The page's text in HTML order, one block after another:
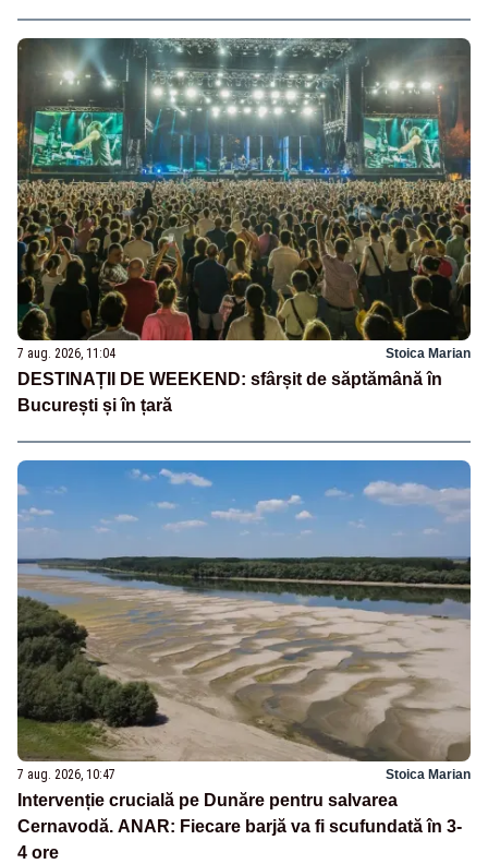
7 aug. 2026, 11:04 Stoica Marian
DESTINAȚII DE WEEKEND: sfârșit de săptămână în
București și în țară
7 aug. 2026, 10:47 Stoica Marian
Intervenție crucială pe Dunăre pentru salvarea
Cernavodă. ANAR: Fiecare barjă va fi scufundată în 3-
4 ore